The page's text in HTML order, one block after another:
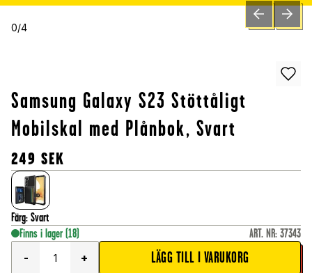
0/4 PREVIOUSNEXT
Samsung Galaxy S23 Stöttåligt
Mobilskal med Plånbok, Svart
249 SEK
Färg: Svart
Finns i lager (18) ART. NR: 37343
-
+ LÄGG TILL I VARUKORG